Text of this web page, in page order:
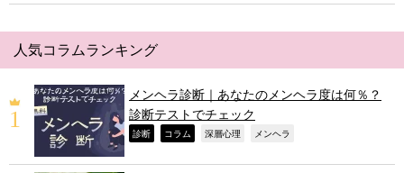
人気コラムランキング
メンヘラ診断｜あなたのメンヘラ度は何％？
診断テストでチェック
診断 コラム 深層心理 メンヘラ